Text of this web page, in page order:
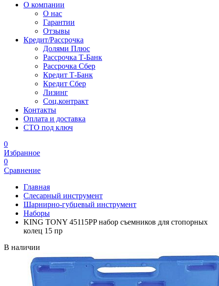
О компании
О нас
Гарантии
Отзывы
Кредит/Рассрочка
Долями Плюс
Рассрочка Т-Банк
Рассрочка Сбер
Кредит Т-Банк
Кредит Сбер
Лизинг
Соц.контракт
Контакты
Оплата и доставка
СТО под ключ
0
Избранное
0
Сравнение
Главная
Слесарный инструмент
Шарнирно-губцевый инструмент
Наборы
KING TONY 45115PP набор съемников для стопорных
колец 15 пр
В наличии